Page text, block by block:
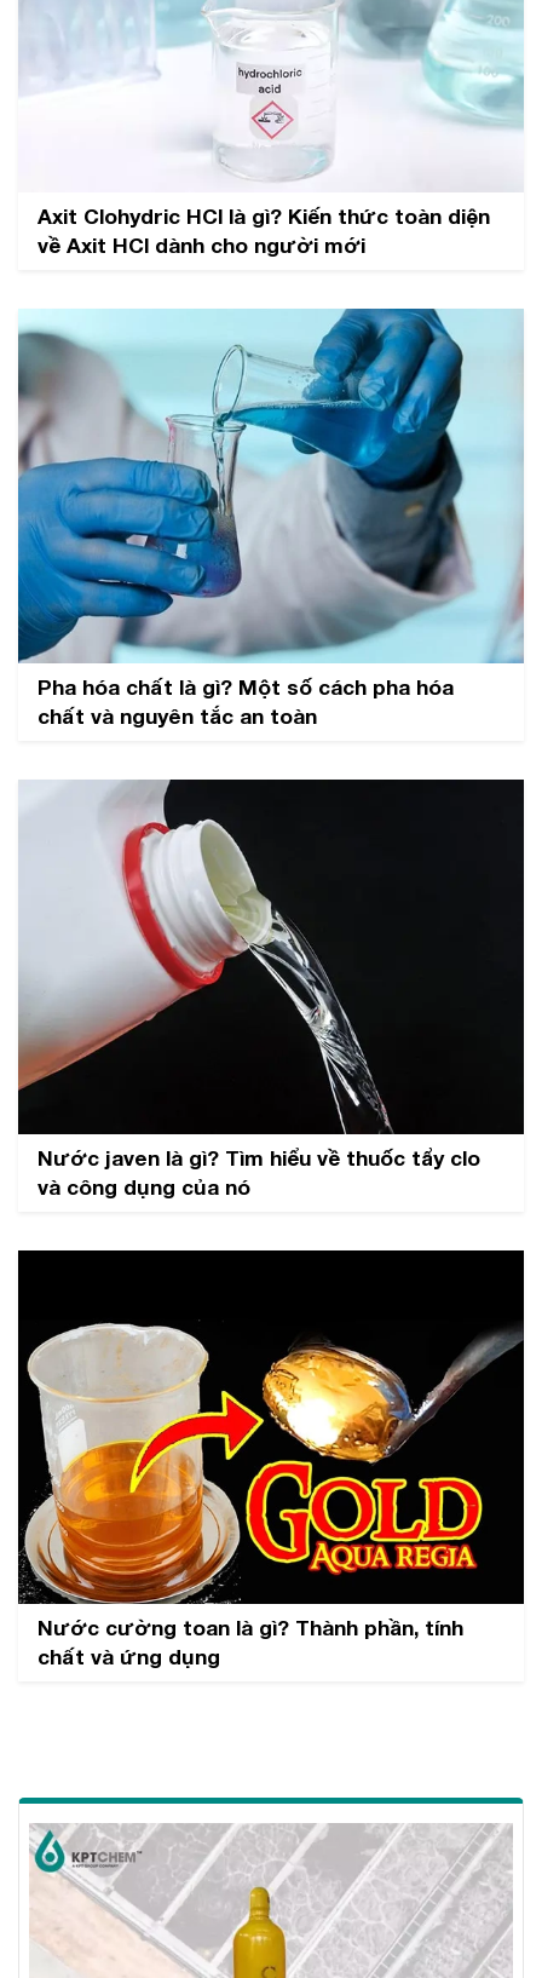
Axit Clohydric HCl là gì? Kiến thức toàn diện
về Axit HCl dành cho người mới
Pha hóa chất là gì? Một số cách pha hóa
chất và nguyên tắc an toàn
Nước javen là gì? Tìm hiểu về thuốc tẩy clo
và công dụng của nó
Nước cường toan là gì? Thành phần, tính
chất và ứng dụng